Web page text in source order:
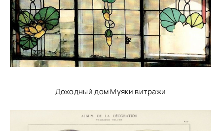
Доходный дом Муяки витражи